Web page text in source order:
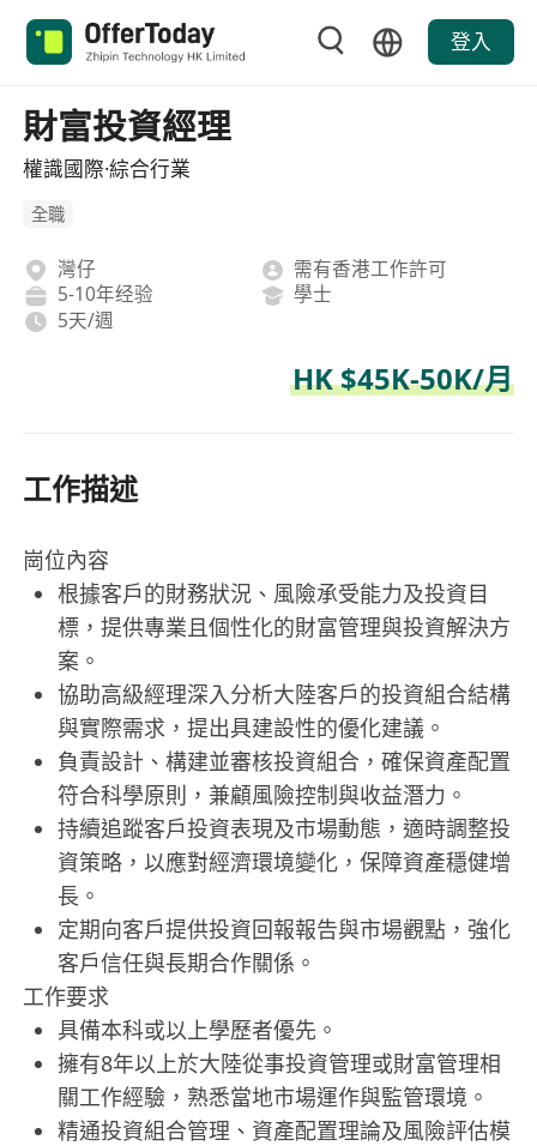
登入
財富投資經理
權識國際·綜合行業
全職
灣仔
需有香港工作許可
5-10年经验
學士
5天/週
HK $45K-50K/月
工作描述
崗位內容
根據客戶的財務狀況、風險承受能力及投資目
標，提供專業且個性化的財富管理與投資解決方
案。
協助高級經理深入分析大陸客戶的投資組合結構
與實際需求，提出具建設性的優化建議。
負責設計、構建並審核投資組合，確保資產配置
符合科學原則，兼顧風險控制與收益潛力。
持續追蹤客戶投資表現及市場動態，適時調整投
資策略，以應對經濟環境變化，保障資產穩健增
長。
定期向客戶提供投資回報報告與市場觀點，強化
客戶信任與長期合作關係。
工作要求
具備本科或以上學歷者優先。
擁有8年以上於大陸從事投資管理或財富管理相
關工作經驗，熟悉當地市場運作與監管環境。
精通投資組合管理、資產配置理論及風險評估模